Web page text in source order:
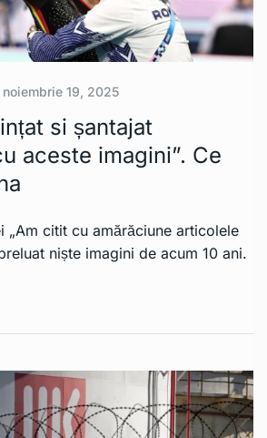
noiembrie 19, 2025
si șantajat
aceste imagini”. Ce
„Am citit cu amărăciune articolele
niște imagini de acum 10 ani.